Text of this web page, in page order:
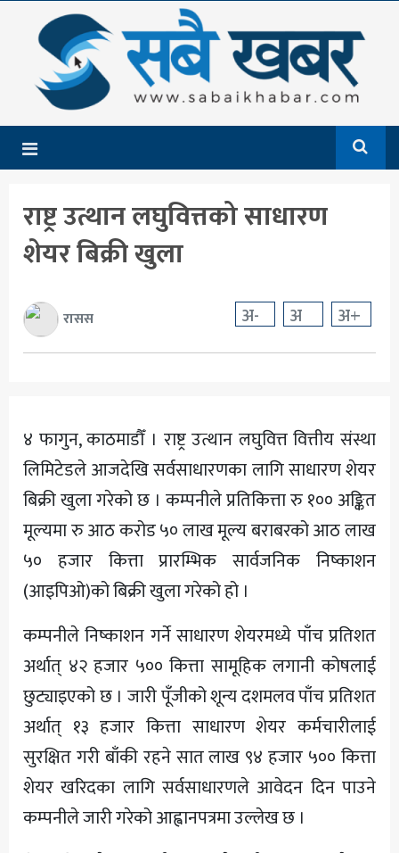
गृहपृष्ठ
समाचार
राजनीति
देश
आर्थिक
अन्तर्राष्ट्रिय
मनोरञ्जन
राष्ट्र उत्थान लघुवित्तको साधारण
शेयर बिक्री खुला
रासस अ- अ अ+
४ फागुन, काठमाडौँ । राष्ट्र उत्थान लघुवित्त वित्तीय संस्था
लिमिटेडले आजदेखि सर्वसाधारणका लागि साधारण शेयर
बिक्री खुला गरेको छ । कम्पनीले प्रतिकित्ता रु १०० अङ्कित
मूल्यमा रु आठ करोड ५० लाख मूल्य बराबरको आठ लाख
५० हजार कित्ता प्रारम्भिक सार्वजनिक निष्काशन
(आइपिओ)को बिक्री खुला गरेको हो ।
कम्पनीले निष्काशन गर्ने साधारण शेयरमध्ये पाँच प्रतिशत
अर्थात् ४२ हजार ५०० कित्ता सामूहिक लगानी कोषलाई
छुट्याइएको छ । जारी पूँजीको शून्य दशमलव पाँच प्रतिशत
अर्थात् १३ हजार कित्ता साधारण शेयर कर्मचारीलाई
सुरक्षित गरी बाँकी रहने सात लाख ९४ हजार ५०० कित्ता
शेयर खरिदका लागि सर्वसाधारणले आवेदन दिन पाउने
कम्पनीले जारी गरेको आह्वानपत्रमा उल्लेख छ ।